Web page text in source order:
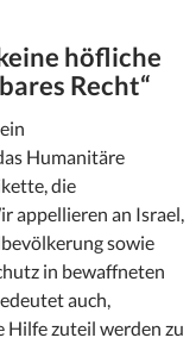
höfliche
Recht“
Humanitäre
die
appellieren an Israel,
sowie
in bewaffneten
auch,
Hilfe zuteil werden zu